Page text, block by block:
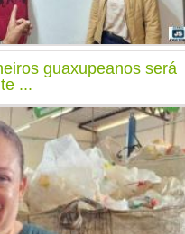
guaxupeanos será
...